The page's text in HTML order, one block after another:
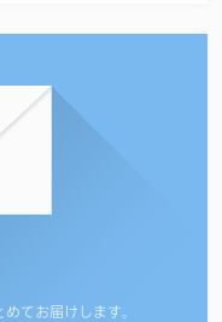
てお届けします。